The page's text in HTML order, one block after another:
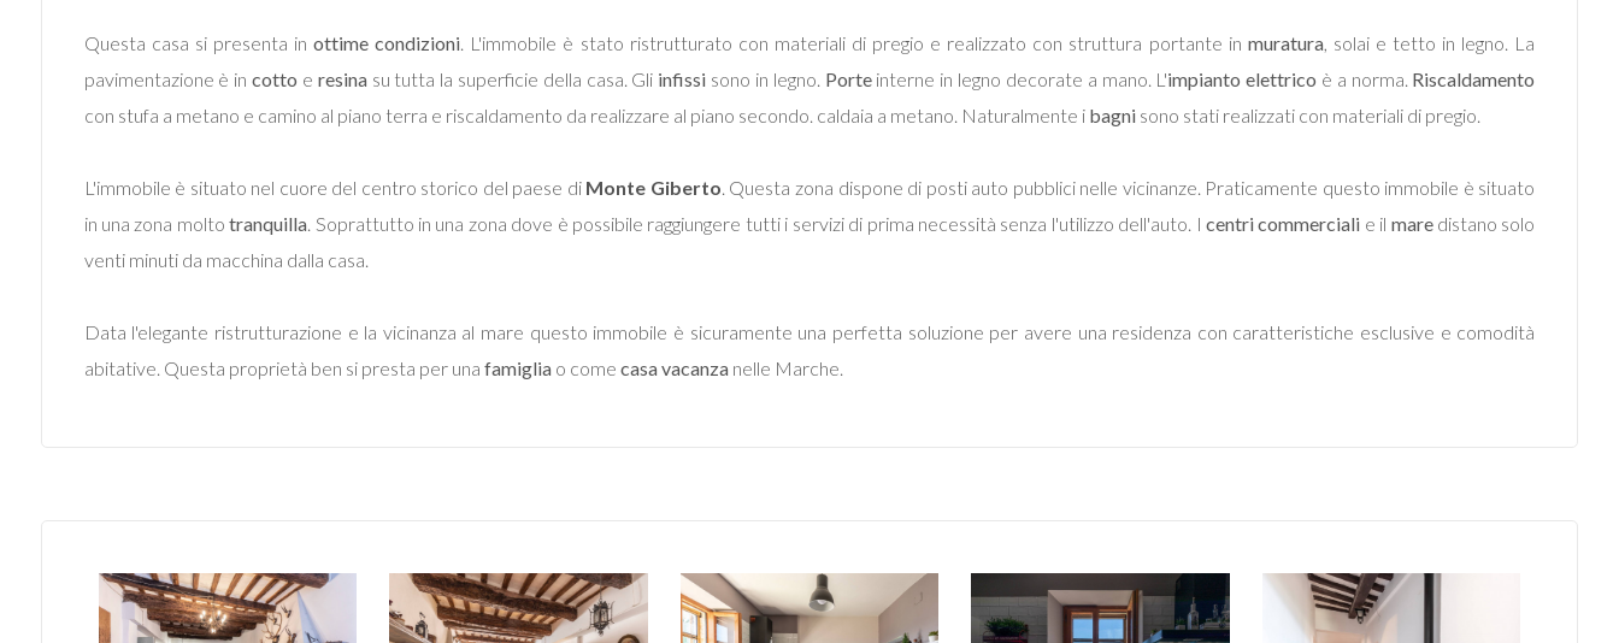
Questa casa si presenta inottime condizioni. L'immobile è stato ristrutturato con materiali di pregio e realizzato con struttura portante in muratura, solai e tetto in legno. La
pavimentazione è incotto e resinasu tutta la superficie della casa. Gli infissi sono in legno. Porteinterne in legno decorate a mano. L'impianto elettrico è a norma. Riscaldamento
con stufa a metano e camino al piano terra e riscaldamento da realizzare al piano secondo. caldaia a metano. Naturalmente i bagnisono stati realizzati con materiali di pregio.
L'immobile è situato nel cuore del centro storico del paese di Monte Giberto. Questa zona dispone di posti auto pubblici nelle vicinanze. Praticamente questo immobile è situato
in una zona moltotranquilla. Soprattutto in una zona dove è possibile raggiungere tutti i servizi di prima necessità senza l'utilizzo dell'auto. I centri commerciali e il maredistano solo
venti minuti da macchina dalla casa.
Data l'elegante ristrutturazione e la vicinanza al mare questo immobile è sicuramente una perfetta soluzione per avere una residenza con caratteristiche esclusive e comodità
abitative. Questa proprietà ben si presta per una famigliao come casa vacanzanelle Marche.
Locali
minimi
Qualsiasi